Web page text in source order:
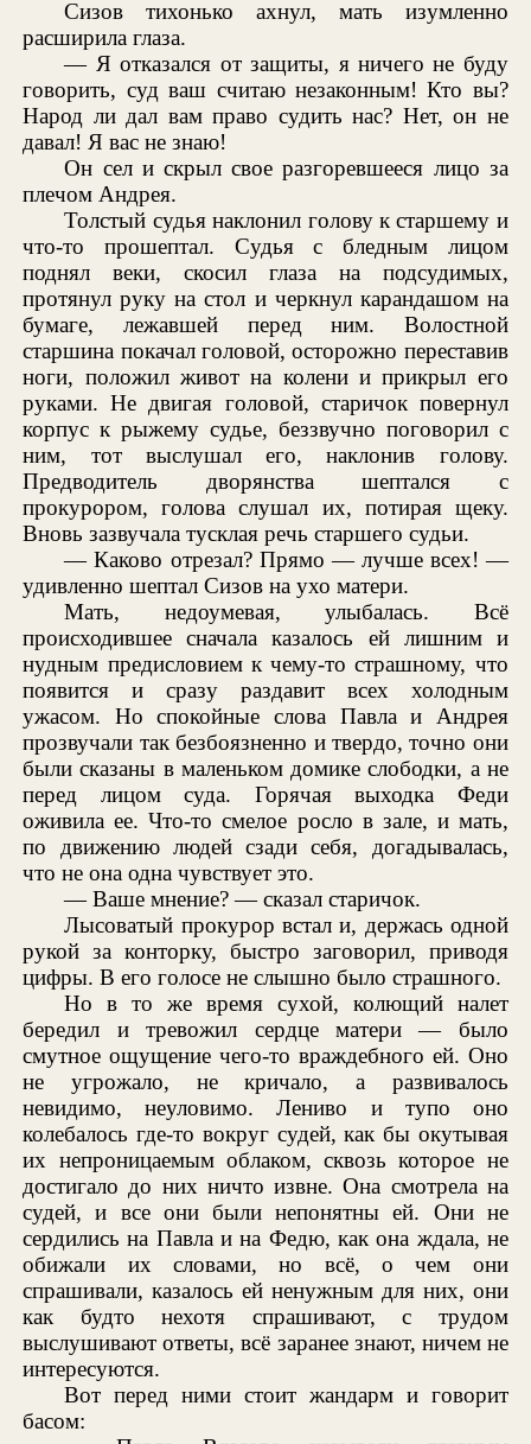
Сизов тихонько ахнул, мать изумленно
расширила глаза.
— Я отказался от защиты, я ничего не буду
говорить, суд ваш считаю незаконным! Кто вы?
Народ ли дал вам право судить нас? Нет, он не
давал! Я вас не знаю!
Он сел и скрыл свое разгоревшееся лицо за
плечом Андрея.
Толстый судья наклонил голову к старшему и
что-то прошептал. Судья с бледным лицом
поднял веки, скосил глаза на подсудимых,
протянул руку на стол и черкнул карандашом на
бумаге, лежавшей перед ним. Волостной
старшина покачал головой, осторожно переставив
ноги, положил живот на колени и прикрыл его
руками. Не двигая головой, старичок повернул
корпус к рыжему судье, беззвучно поговорил с
ним, тот выслушал его, наклонив голову.
Предводитель дворянства шептался с
прокурором, голова слушал их, потирая щеку.
Вновь зазвучала тусклая речь старшего судьи.
— Каково отрезал? Прямо — лучше всех! —
удивленно шептал Сизов на ухо матери.
Мать, недоумевая, улыбалась. Всё
происходившее сначала казалось ей лишним и
нудным предисловием к чему-то страшному, что
появится и сразу раздавит всех холодным
ужасом. Но спокойные слова Павла и Андрея
прозвучали так безбоязненно и твердо, точно они
были сказаны в маленьком домике слободки, а не
перед лицом суда. Горячая выходка Феди
оживила ее. Что-то смелое росло в зале, и мать,
по движению людей сзади себя, догадывалась,
что не она одна чувствует это.
— Ваше мнение? — сказал старичок.
Лысоватый прокурор встал и, держась одной
рукой за конторку, быстро заговорил, приводя
цифры. В его голосе не слышно было страшного.
Но в то же время сухой, колющий налет
бередил и тревожил сердце матери — было
смутное ощущение чего-то враждебного ей. Оно
не угрожало, не кричало, а развивалось
невидимо, неуловимо. Лениво и тупо оно
колебалось где-то вокруг судей, как бы окутывая
их непроницаемым облаком, сквозь которое не
достигало до них ничто извне. Она смотрела на
судей, и все они были непонятны ей. Они не
сердились на Павла и на Федю, как она ждала, не
обижали их словами, но всё, о чем они
спрашивали, казалось ей ненужным для них, они
как будто нехотя спрашивают, с трудом
выслушивают ответы, всё заранее знают, ничем не
интересуются.
Вот перед ними стоит жандарм и говорит
басом: